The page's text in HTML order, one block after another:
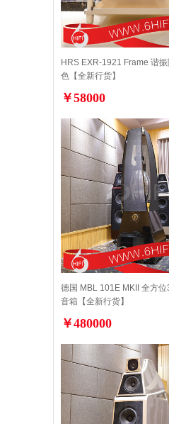
HRS EXR-1921 Frame 谐
色【全新行货】
￥58000
德国 MBL 101E MKII 全方
音箱【全新行货】
￥480000